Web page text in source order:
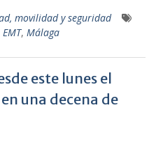
movilidad y seguridad
EMT, Málaga
este lunes el
una decena de